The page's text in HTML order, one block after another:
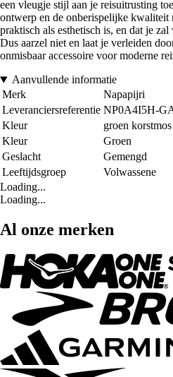
een vleugje stijl aan je reisuitrusting
ontwerp en de onberispelijke kwaliteit
praktisch als esthetisch is, en dat je
Dus aarzel niet en laat je verleiden
onmisbaar accessoire voor moderne
Aanvullende informatie
Merk
Napapijri
Leveranciersreferentie NP0A4I5H-
Kleur
groen korstmos
Kleur
Groen
Geslacht
Gemengd
Leeftijdsgroep
Volwassene
Loading...
Loading...
Al onze merken